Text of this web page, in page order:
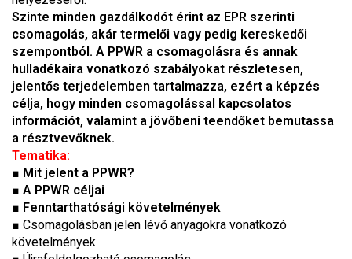
Szinte minden gazdálkodót érint az EPR szerinti
csomagolás, akár termelői vagy pedig kereskedői
szempontból. A PPWR a csomagolásra és annak
hulladékaira vonatkozó szabályokat részletesen,
jelentős terjedelemben tartalmazza, ezért a képzés
célja, hogy minden csomagolással kapcsolatos
információt, valamint a jövőbeni teendőket bemutassa
a résztvevőknek.
Tematika:
■ Mit jelent a PPWR?
■ A PPWR céljai
■ Fenntarthatósági követelmények
■ Csomagolásban jelen lévő anyagokra vonatkozó
követelmények